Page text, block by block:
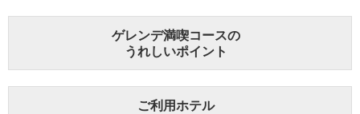
ゲレンデ満喫コースの
うれしいポイント
ご利用ホテル